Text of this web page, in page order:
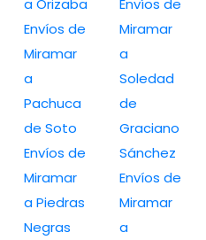
a Orizaba
Envíos de
Miramar
a
Pachuca
de Soto
Envíos de
Miramar
a Piedras
Negras
Envíos de
Miramar
a
Soledad
de
Graciano
Sánchez
Envíos de
Miramar
a